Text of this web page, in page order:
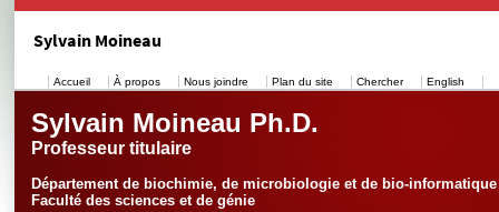
Sylvain Moineau
Accueil À propos Nous joindre Plan du site Chercher English
Sylvain Moineau Ph.D.
Professeur titulaire
Département de biochimie, de microbiologie et de bio-informatique
Faculté des sciences et de génie